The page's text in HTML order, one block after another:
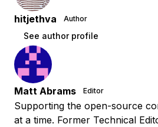
hitjethva Author
See author profile
Matt Abrams Editor
Supporting the open-source
at a time. Former Technical